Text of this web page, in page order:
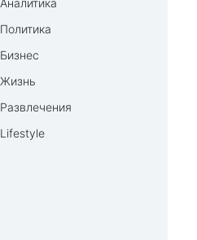
Аналитика
Политика
Бизнес
Жизнь
Развлечения
Lifestyle